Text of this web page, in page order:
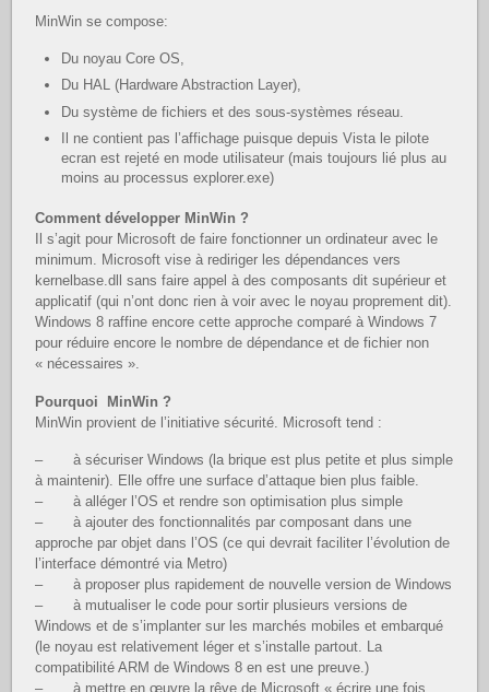
MinWin se compose:
Du noyau Core OS,
Du HAL (Hardware Abstraction Layer),
Du système de fichiers et des sous-systèmes réseau.
Il ne contient pas l’affichage puisque depuis Vista le pilote
ecran est rejeté en mode utilisateur (mais toujours lié plus au
moins au processus explorer.exe)
Comment développer MinWin ?
Il s’agit pour Microsoft de faire fonctionner un ordinateur avec le
minimum. Microsoft vise à rediriger les dépendances vers
kernelbase.dll sans faire appel à des composants dit supérieur et
applicatif (qui n’ont donc rien à voir avec le noyau proprement dit).
Windows 8 raffine encore cette approche comparé à Windows 7
pour réduire encore le nombre de dépendance et de fichier non
« nécessaires ».
Pourquoi MinWin ?
MinWin provient de l’initiative sécurité. Microsoft tend :
– à sécuriser Windows (la brique est plus petite et plus simple
à maintenir). Elle offre une surface d’attaque bien plus faible.
– à alléger l’OS et rendre son optimisation plus simple
– à ajouter des fonctionnalités par composant dans une
approche par objet dans l’OS (ce qui devrait faciliter l’évolution de
l’interface démontré via Metro)
– à proposer plus rapidement de nouvelle version de Windows
– à mutualiser le code pour sortir plusieurs versions de
Windows et de s’implanter sur les marchés mobiles et embarqué
(le noyau est relativement léger et s’installe partout. La
compatibilité ARM de Windows 8 en est une preuve.)
– à mettre en œuvre la rêve de Microsoft « écrire une fois